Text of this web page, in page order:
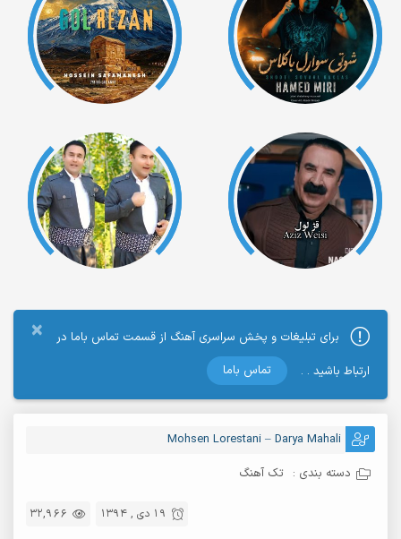
×
برای تبلیغات و پخش سراسری آهنگ از قسمت تماس باما در
ارتباط باشید . .
تماس باما
Mohsen Lorestani – Darya Mahali
دسته بندی : تک آهنگ
32,966 19 دی , 1394